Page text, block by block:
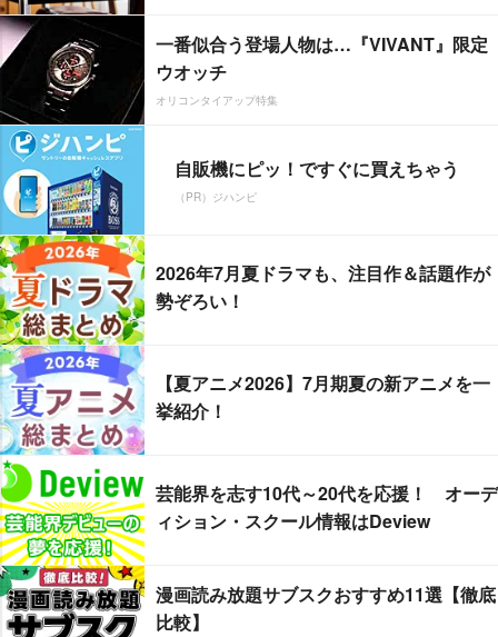
一番似合う登場人物は…『VIVANT』限定
ウオッチ
オリコンタイアップ特集
自販機にピッ！ですぐに買えちゃう
（PR）ジハンピ
2026年7月夏ドラマも、注目作＆話題作が
勢ぞろい！
【夏アニメ2026】7月期夏の新アニメを一
挙紹介！
芸能界を志す10代～20代を応援！ オーデ
ィション・スクール情報はDeview
漫画読み放題サブスクおすすめ11選【徹底
比較】